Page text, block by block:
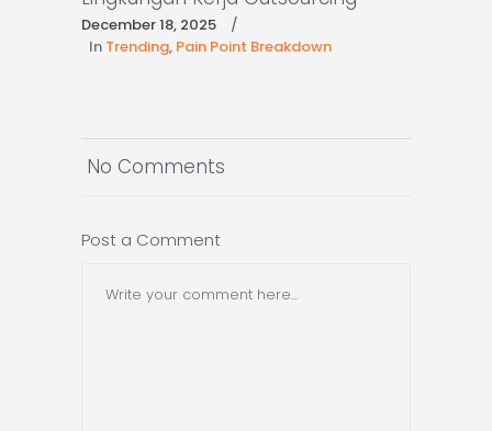
December 18, 2025
In Trending, Pain Point Breakdown
No Comments
Post a Comment